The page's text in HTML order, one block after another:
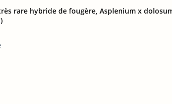
rare hybride de fougère, Asplenium x